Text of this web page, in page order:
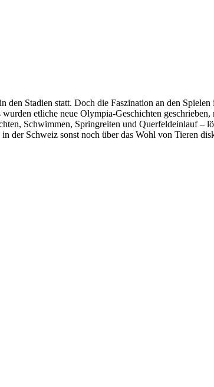
Stadien statt. Doch die Faszination an den
etliche neue Olympia-Geschichten
Schwimmen, Springreiten und Querfeldeinlauf –
der Schweiz sonst noch über das Wohl von Tieren